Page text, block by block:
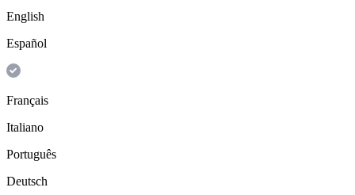
English
Español
Français
Italiano
Português
Deutsch